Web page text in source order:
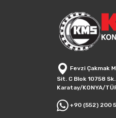
Fevzi Çakmak
Sit. C Blok 10758
Karatay/KONYA/
+90 (552) 200